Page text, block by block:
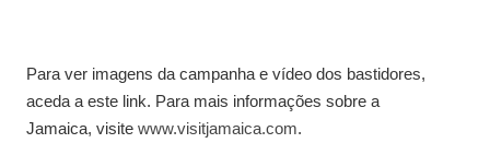
Para ver imagens da campanha e vídeo dos bastidores,
aceda a este link. Para mais informações sobre a
Jamaica, visite www.visitjamaica.com.